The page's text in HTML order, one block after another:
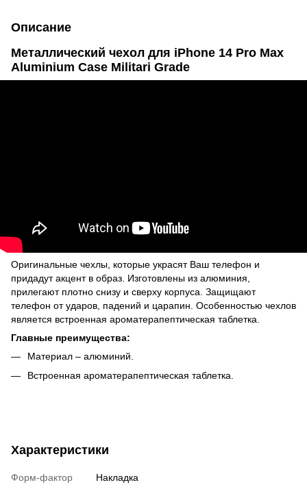
Описание
Металлический чехол для iPhone 14 Pro Max
Aluminium Case Militari Grade
Оригинальные чехлы, которые украсят Ваш телефон и
придадут акцент в образ. Изготовлены из алюминия,
прилегают плотно снизу и сверху корпуса. Защищают
телефон от ударов, падений и царапин. Особенностью чехлов
является встроенная ароматерапептическая таблетка.
Главные преимущества:
Материал – алюминий.
Встроенная ароматерапептическая таблетка.
Характеристики
Форм-фактор
Накладка